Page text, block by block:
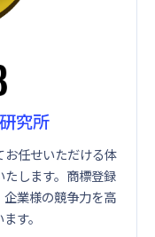
究所
お任せいただける体
します。商標登録
業様の競争力を高
す。